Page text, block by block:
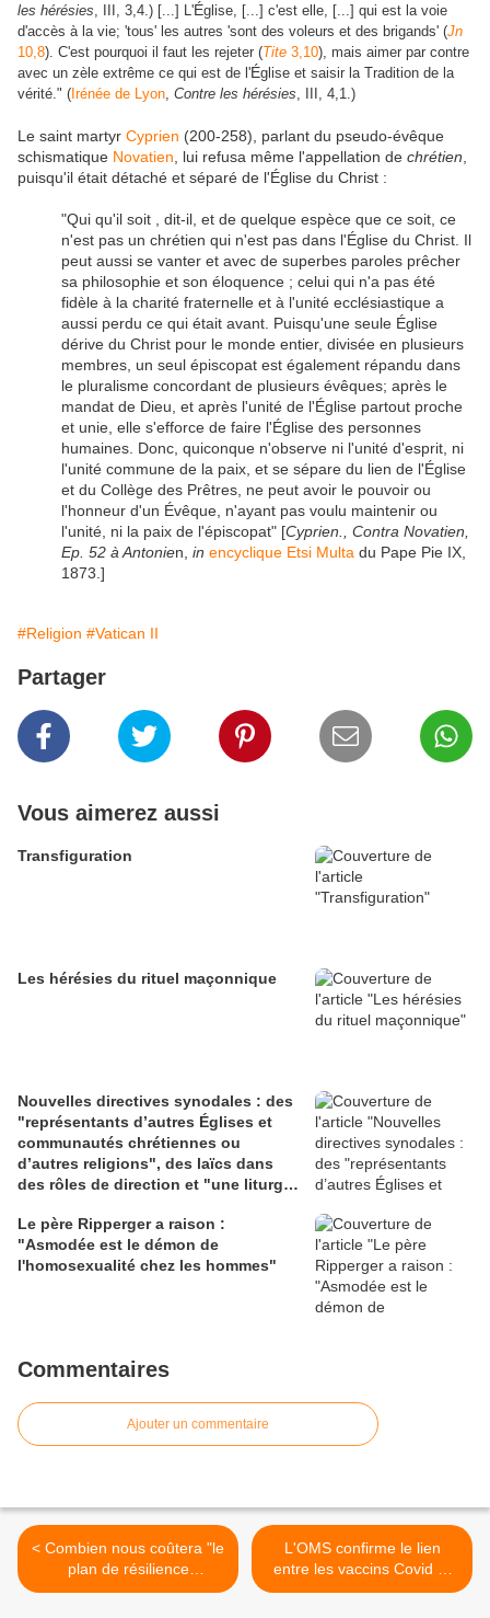
les hérésies, III, 3,4.) [...] L'Église, [...] c'est elle, [...] qui est la voie
d'accès à la vie; 'tous' les autres 'sont des voleurs et des brigands' (Jn
10,8). C'est pourquoi il faut les rejeter (Tite 3,10), mais aimer par contre
avec un zèle extrême ce qui est de l'Église et saisir la Tradition de la
vérité." ( Irénée de Lyon, Contre les hérésies, III, 4,1.)
Le saint martyr Cyprien (200-258), parlant du pseudo-évêque
schismatique Novatien , lui refusa même l'appellation de chrétien
puisqu'il était détaché et séparé de l'Église du Christ :
"Qui qu'il soit , dit-il, et de quelque espèce que ce soit, ce
n'est pas un chrétien qui n'est pas dans l'Église du Christ. Il
peut aussi se vanter et avec de superbes paroles prêcher
sa philosophie et son éloquence ; celui qui n'a pas été
fidèle à la charité fraternelle et à l'unité ecclésiastique a
aussi perdu ce qui était avant. Puisqu'une seule Église
dérive du Christ pour le monde entier, divisée en plusieurs
membres, un seul épiscopat est également répandu dans
le pluralisme concordant de plusieurs évêques; après le
mandat de Dieu, et après l'unité de l'Église partout proche
et unie, elle s'efforce de faire l'Église des personnes
humaines. Donc, quiconque n'observe ni l'unité d'esprit, ni
l'unité commune de la paix, et se sépare du lien de l'Église
et du Collège des Prêtres, ne peut avoir le pouvoir ou
l'honneur d'un Évêque, n'ayant pas voulu maintenir ou
l'unité, ni la paix de l'épiscopat" [Cyprien., Contra Novatien,
Ep. 52 à Antonien, in encyclique Etsi Multa du Pape Pie IX,
1873.]
#Religion #Vatican II
Partager
Vous aimerez aussi
Transfiguration
Les hérésies du rituel maçonnique
Nouvelles directives synodales : des
"représentants d’autres Églises et
communautés chrétiennes ou
d’autres religions", des laïcs dans
des rôles de direction et "une liturgie
Le père Ripperger a raison :
"Asmodée est le démon de
l'homosexualité chez les hommes"
Commentaires
Ajouter un commentaire
< Combien nous coûtera "le
plan de résilience
économique et social" pour
L'OMS confirme le lien
entre les vaccins Covid et
les problèmes cardiaques >